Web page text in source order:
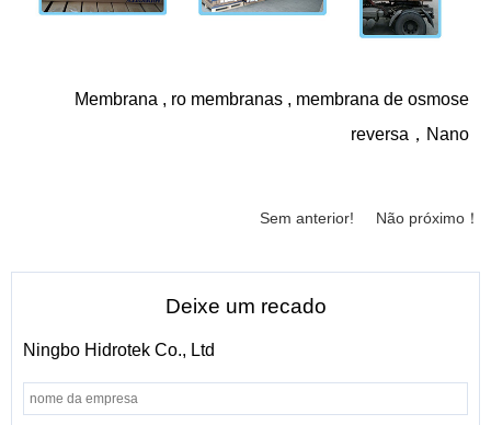
Membrana , ro membranas , membrana de osmose
reversa ， Nano
Não próximo！
Sem anterior!
Deixe um recado
Ningbo Hidrotek Co., Ltd